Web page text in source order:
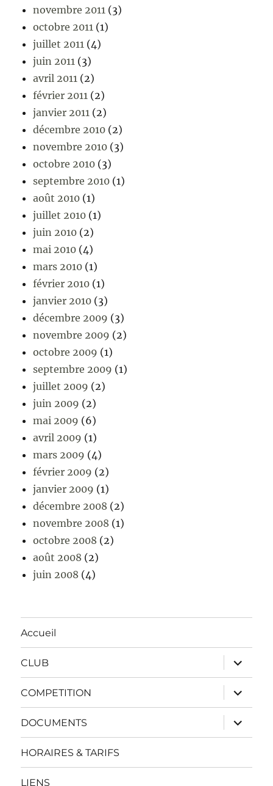
novembre 2011 (3)
octobre 2011 (1)
juillet 2011 (4)
juin 2011 (3)
avril 2011 (2)
février 2011 (2)
janvier 2011 (2)
décembre 2010 (2)
novembre 2010 (3)
octobre 2010 (3)
septembre 2010 (1)
août 2010 (1)
juillet 2010 (1)
juin 2010 (2)
mai 2010 (4)
mars 2010 (1)
février 2010 (1)
janvier 2010 (3)
décembre 2009 (3)
novembre 2009 (2)
octobre 2009 (1)
septembre 2009 (1)
juillet 2009 (2)
juin 2009 (2)
mai 2009 (6)
avril 2009 (1)
mars 2009 (4)
février 2009 (2)
janvier 2009 (1)
décembre 2008 (2)
novembre 2008 (1)
octobre 2008 (2)
août 2008 (2)
juin 2008 (4)
Accueil
CLUB
ouvrir
le
sous-
menu
COMPETITION
ouvrir
le
sous-
menu
DOCUMENTS
ouvrir
le
sous-
HORAIRES & TARIFS
LIENS